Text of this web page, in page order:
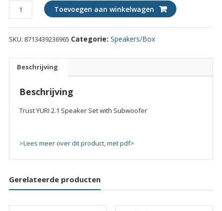
Trust
YURI
2.1
Speaker
Subwoofer
Toevoegen aan winkelwagen
SKU: 8713439236965 Categorie: Speakers/Box
Beschrijving
Beschrijving
Trust YURI 2.1 Speaker Set with Subwoofer
>Lees meer over dit product, met pdf>
Gerelateerde producten